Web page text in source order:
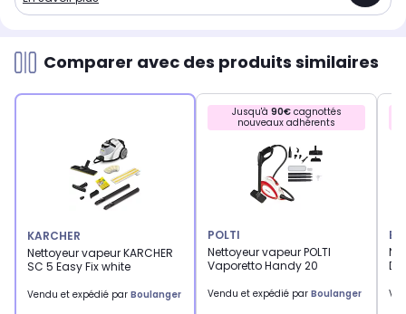
Comparer avec des produits similaires
KARCHER
Nettoyeur vapeur KARCHER
SC 5 Easy Fix white
Vendu et expédié par Boulanger
Jusqu'à 90€cagnottés
nouveaux adhérents
POLTI
Nettoyeur vapeur POLTI
Vaporetto Handy 20
Vendu et expédié par Boulanger